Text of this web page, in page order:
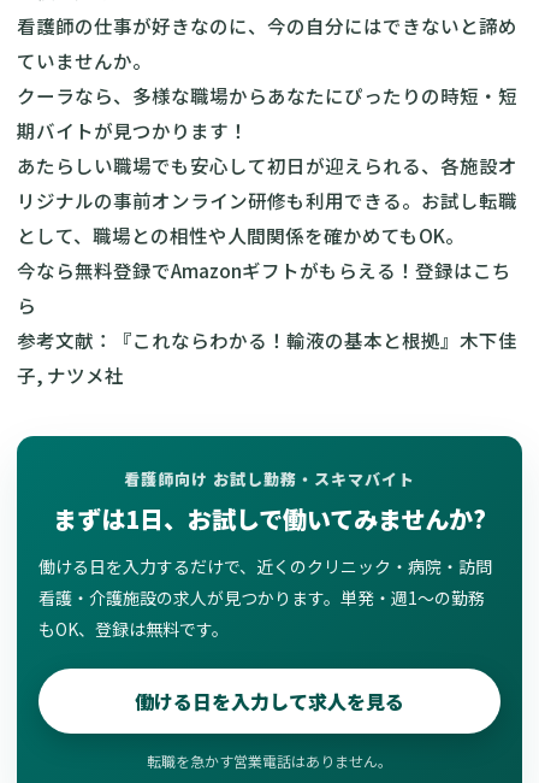
看護師の仕事が好きなのに、今の自分にはできないと諦め
ていませんか。
クーラなら、多様な職場からあなたにぴったりの時短・短
期バイトが見つかります！
あたらしい職場でも安心して初日が迎えられる、各施設オ
リジナルの事前オンライン研修も利用できる。お試し転職
として、職場との相性や人間関係を確かめてもOK。
今なら無料登録でAmazonギフトがもらえる！ 登録はこち
ら
参考文献：『これならわかる！輸液の基本と根拠』木下佳
子, ナツメ社
看護師向け お試し勤務・スキマバイト
まずは1日、お試しで働いてみませんか?
働ける日を入力するだけで、近くのクリニック・病院・訪問
看護・介護施設の求人が見つかります。単発・週1〜の勤務
もOK、登録は無料です。
働ける日を入力して求人を見る
転職を急かす営業電話はありません。